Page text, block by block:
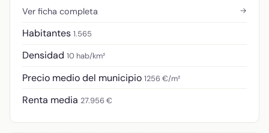
Ver ficha completa →
Habitantes 1.565
Densidad 10 hab/km²
Precio medio del municipio 1256 €/m²
Renta media 27.956 €